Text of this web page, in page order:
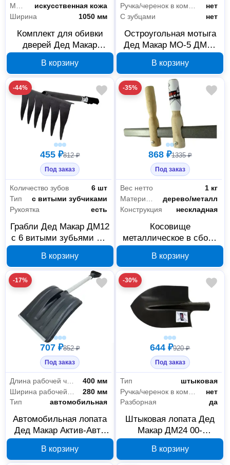
искусственная кожа
Ширина
1050 мм
Комплект для обивки
дверей Дед Макар
коричневый 00-
00014658
В корзину
нет
С зубцами
нет
Остроугольная мотыга
Дед Макар МО-5 ДМ34
В корзину
-44%
455 ₽812 ₽
Под заказ
Количество зубов
6 шт
Тип
с витыми зубчиками
Рукоятка
есть
Грабли Дед Макар ДМ12
с 6 витыми зубьями 00-
В корзину
-35%
868 ₽1335 ₽
Под заказ
Вес нетто
1 кг
дерево/металл
Конструкция
нескладная
Косовище
металлическое в сборе
00014662
В корзину
-17%
707 ₽852 ₽
Под заказ
400 мм
280 мм
Тип
автомобильная
Автомобильная лопата
Дед Макар Актив-Авто
В корзину
-30%
644 ₽920 ₽
Под заказ
Тип
штыковая
нет
Разборная
да
Штыковая лопата Дед
Макар ДМ24 00-
В корзину